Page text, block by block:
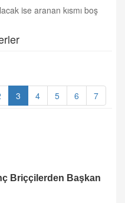
ise aranan kısmı boş
3 4 5 6 7
Briççilerden Başkan